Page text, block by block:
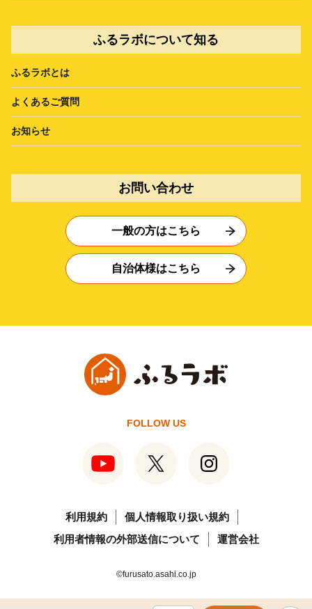
ふるラボについて知る
ふるラボとは
よくあるご質問
お知らせ
お問い合わせ
一般の方はこちら
自治体様はこちら
FOLLOW US
利用規約
個人情報取り扱い規約
利用者情報の外部送信について
運営会社
©furusato.asahi.co.jp